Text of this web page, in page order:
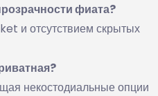
фиата?
и отсутствием скрытых
некостодиальные опции